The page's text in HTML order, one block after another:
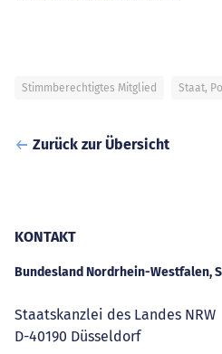
Stimmberechtigtes Mitglied Staat,
Zurück zur Übersicht
KONTAKT
Bundesland Nordrhein-Westfalen,
Staatskanzlei des Landes NRW
D-40190 Düsseldorf